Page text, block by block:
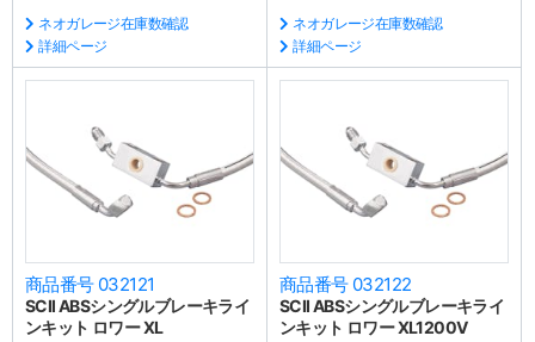
ネオガレージ在庫数確認
詳細ページ
ネオガレージ在庫数確認
詳細ページ
商品番号 032121
SCII ABSシングルブレーキライ
ンキット ロワー XL
商品番号 032122
SCII ABSシングルブレーキライ
ンキット ロワー XL1200V